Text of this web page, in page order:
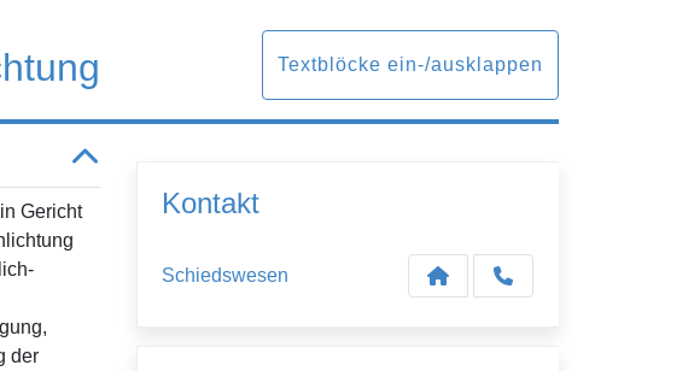
Textblöcke ein-/ausklappen
Gericht
der
Kontakt
Schiedswesen